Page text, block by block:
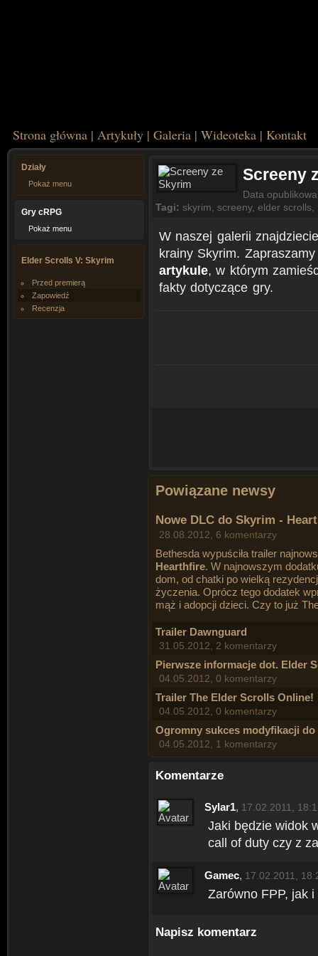
Strona główna | Artykuły | Galeria | Wideoteka | Kontakt
Działy
Pokaż menu
Gry cRPG
Pokaż menu
Elder Scrolls V: Skyrim
Przed premierą
Zapowiedź
Recenzja
Screeny
Data
Tagi: skyrim screeny, elder scrolls
W naszej galerii
krainy Skyrim.
artykule, w którym
fakty dotyczące gry.
Powiązane newsy
Nowe DLC do Skyrim -
28.08.2012, 6 komentarzy
Bethesda wypuściła trailer
Hearthfire. W najnowszym
dom, od chatki po wielką
życzenia. Oprócz tego dodatek
mąż i adopcji dzieci. Czy to już
Trailer Dawnguard
31.05.2012, 2 komentarzy
Pierwsze informacje dot. Elder
04.05.2012, 0 komentarzy
Trailer The Elder Scrolls Online!
04.05.2012, 0 komentarzy
Ogromny sukces modyfikacji do
04.05.2012, 1 komentarzy
Komentarze
Sylar1, 17.02.2011,
Jaki będzie widok
call of duty czy z
Gamec, 17.02.2011,
Zarówno FPP, jak i
Napisz komentarz